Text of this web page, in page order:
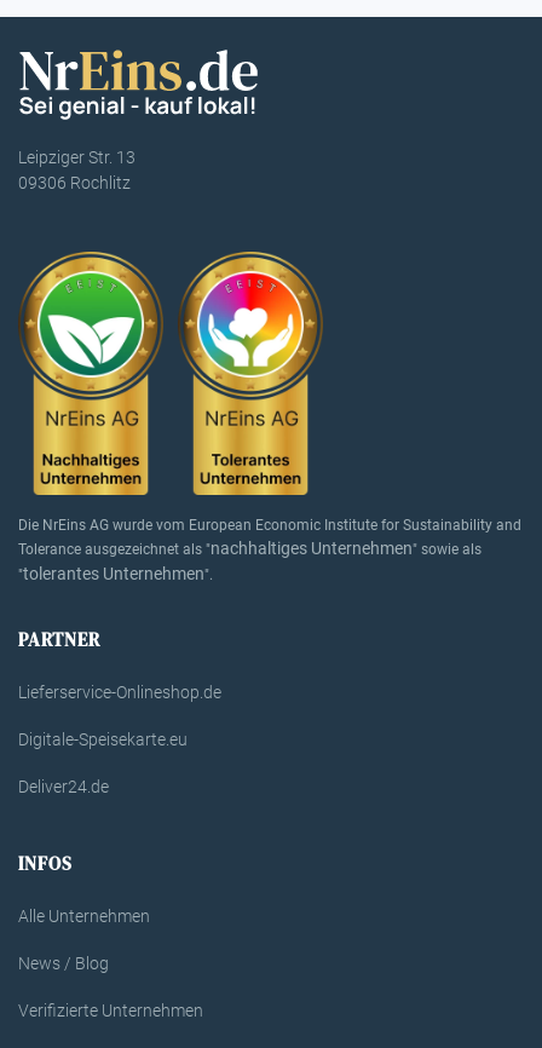
Leipziger Str. 13
09306 Rochlitz
Die NrEins AG wurde vom European Economic Institute for Sustainability and
Tolerance ausgezeichnet als "nachhaltiges Unternehmen" sowie als
"tolerantes Unternehmen".
PARTNER
Lieferservice-Onlineshop.de
Digitale-Speisekarte.eu
Deliver24.de
INFOS
Alle Unternehmen
News / Blog
Verifizierte Unternehmen